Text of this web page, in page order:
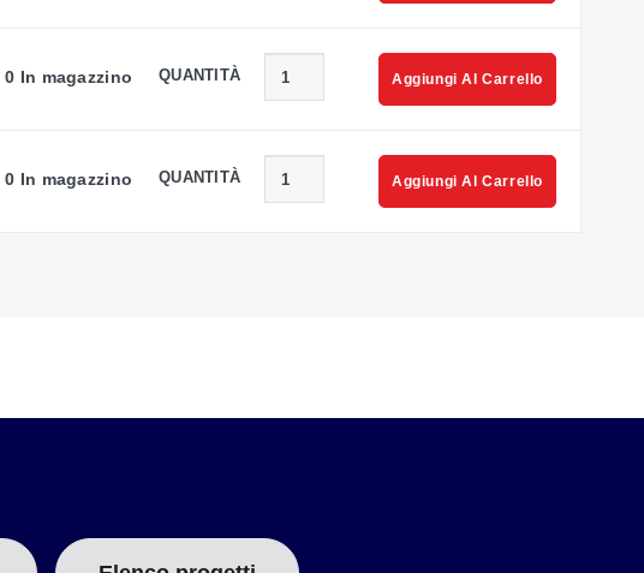
0 In magazzino QUANTITÀ Aggiungi Al Carrello
0 In magazzino QUANTITÀ Aggiungi Al Carrello